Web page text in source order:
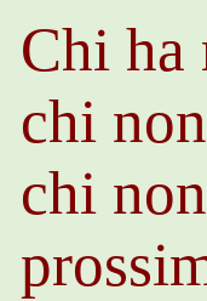
Chi ha
chi
chi